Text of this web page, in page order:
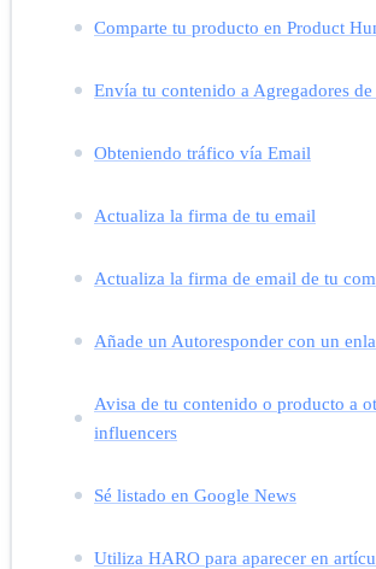
Comparte tu producto en Product
Envía tu contenido a Agregadores
Obteniendo tráfico vía Email
Actualiza la firma de tu email
Actualiza la firma de email de tu
Añade un Autoresponder con un
Avisa de tu contenido o producto a
influencers
Sé listado en Google News
Utiliza HARO para aparecer en